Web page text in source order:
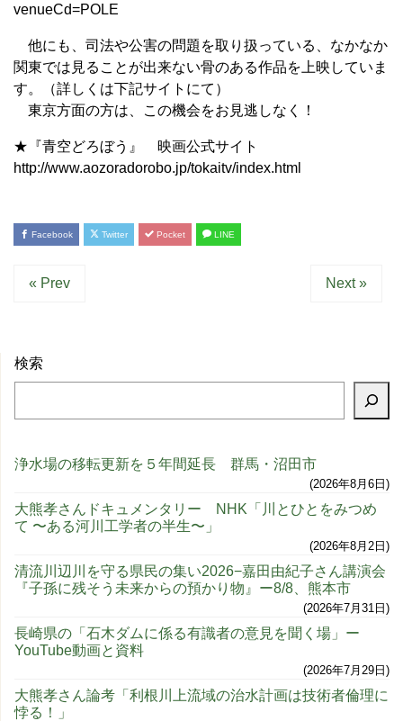
venueCd=POLE
他にも、司法や公害の問題を取り扱っている、なかなか
関東では見ることが出来ない骨のある作品を上映していま
す。（詳しくは下記サイトにて）
東京方面の方は、この機会をお見逃しなく！
★『青空どろぼう』 映画公式サイト
http://www.aozoradorobo.jp/tokaitv/index.html
Facebook Twitter Pocket LINE
« Prev Next »
検索
浄水場の移転更新を５年間延長 群馬・沼田市
2026年8月6日
大熊孝さんドキュメンタリー NHK「川とひとをみつめ
て 〜ある河川工学者の半生〜」
2026年8月2日
清流川辺川を守る県民の集い2026−嘉田由紀子さん講演会
『子孫に残そう未来からの預かり物』ー8/8、熊本市
2026年7月31日
長崎県の「石木ダムに係る有識者の意見を聞く場」ー
YouTube動画と資料
2026年7月29日
大熊孝さん論考「利根川上流域の治水計画は技術者倫理に
悖る！」